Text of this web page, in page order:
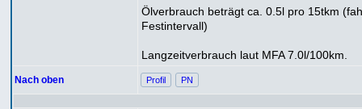
Ölverbrauch beträgt ca. 0.5l pro 15tkm
Festintervall)
Langzeitverbrauch laut MFA 7.0l/100km.
Nach oben Profil PN